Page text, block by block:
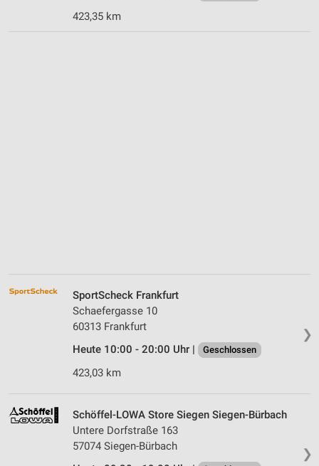
423,35 km
❯
SportScheck Frankfurt
Schaefergasse 10
60313 Frankfurt
Heute 10:00 - 20:00 Uhr |
Geschlossen
423,03 km
❯
Schöffel-LOWA Store Siegen Siegen-Bürbach
Untere Dorfstraße 163
57074 Siegen-Bürbach